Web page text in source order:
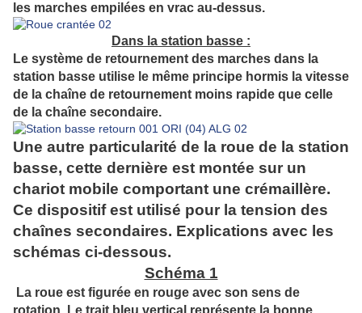
les marches empilées en vrac au-dessus.
Dans la station basse :
Le système de retournement des marches dans la
station basse utilise le même principe hormis la vitesse
de la chaîne de retournement moins rapide que celle
de la chaîne secondaire.
Une autre particularité de la roue de la station
basse, cette dernière est montée sur un
chariot mobile comportant une crémaillère.
Ce dispositif est utilisé pour la tension des
chaînes secondaires. Explications avec les
schémas ci-dessous.
Schéma 1
La roue est figurée en rouge avec son sens de